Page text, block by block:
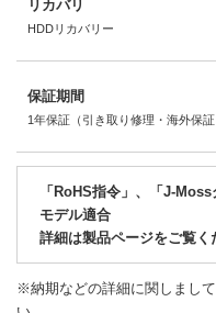
リカバリ
HDDリカバリー
保証期間
1年保証（引き取り修理・海外保証
「RoHS指令」、「J-
モデル適合
詳細は製品ページをご覧く
※納期などの詳細に関しまし